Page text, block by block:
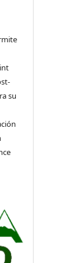
su